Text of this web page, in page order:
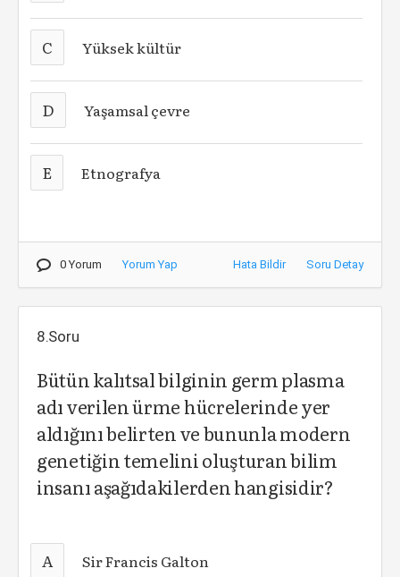
C Yüksek kültür
D Yaşamsal çevre
E Etnografya
0 Yorum Yorum Yap Hata Bildir Soru Detay
8.Soru
Bütün kalıtsal bilginin germ plasma
adı verilen ürme hücrelerinde yer
aldığını belirten ve bununla modern
genetiğin temelini oluşturan bilim
insanı aşağıdakilerden hangisidir?
A Sir Francis Galton